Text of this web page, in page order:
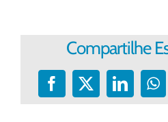
Compartilhe
Facebook
X LinkedIn